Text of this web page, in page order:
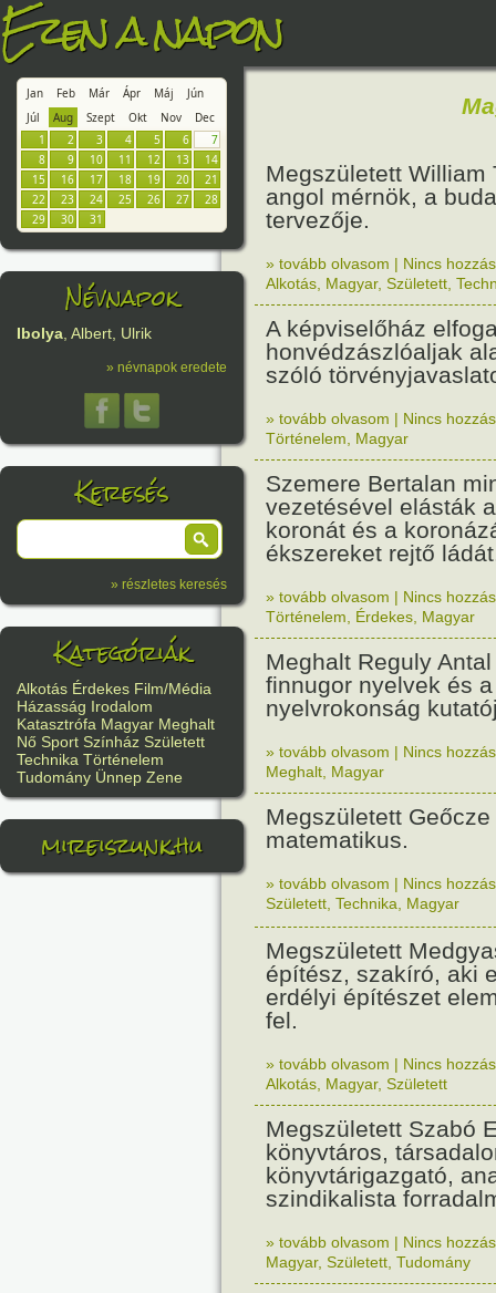
Ezen a napon
Jan Feb Már Ápr Máj
Jún
Júl
Aug Szept Okt Nov
Dec
1
2 3 4 5 6
7
8
9 10 11 12 13
14
15
16 17 18 19 20
21
22
23 24 25 26 27
28
29
30 31
Névnapok
Ibolya, Albert, Ulrik
» névnapok eredete
Keresés
» részletes keresés
Kategóriák
Alkotás Érdekes Film/Média
Házasság Irodalom
Katasztrófa Magyar Meghalt
Nő Sport Színház Született
Technika Történelem
Tudomány Ünnep Zene
mireiszunk.hu
Megszületett William
angol mérnök, a
tervezője.
» tovább olvasom | Nincs
Alkotás Magyar, Született
A képviselőház
honvédzászlóaljak
szóló
» tovább olvasom | Nincs
Történelem
Magyar
Szemere Bertalan
vezetésével elásták
koronát és a
ékszereket rejtő
» tovább olvasom | Nincs
Történelem
Érdekes Magyar
Meghalt Reguly
finnugor nyelvek és a
nyelvrokonság
» tovább olvasom | Nincs
Meghalt Magyar
Megszületett
matematikus.
» tovább olvasom | Nincs
Született Technika Magyar
Megszületett
építész, szakíró, aki
erdélyi építészet
fel.
» tovább olvasom | Nincs
Alkotás Magyar, Született
Megszületett Szabó
könyvtáros,
könyvtárigazgató,
szindikalista
» tovább olvasom | Nincs
Magyar, Született Tudomány